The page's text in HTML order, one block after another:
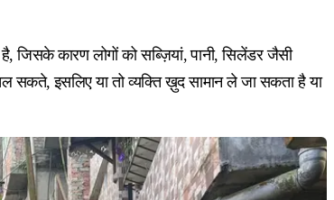
जिसके कारण लोगों को सब्ज़ियां, पानी, सिलेंडर जैसी
सकते, इसलिए या तो व्यक्ति ख़ुद सामान ले जा सकता है या